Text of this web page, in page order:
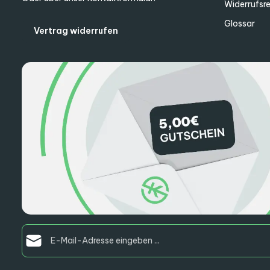
Vertrag widerrufen
Glossar
E-Mail-Adresse*